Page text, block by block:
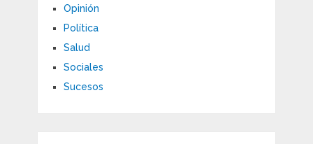
Opinión
Política
Salud
Sociales
Sucesos